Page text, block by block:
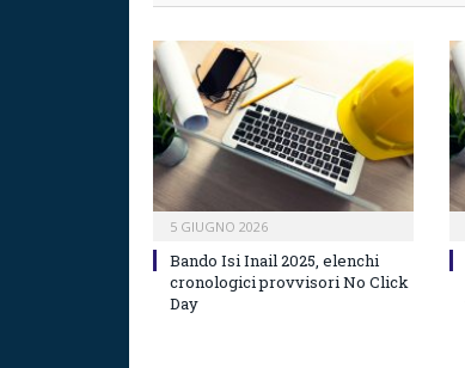
5 GIUGNO 2026
Bando Isi Inail 2025, elenchi
cronologici provvisori No Click
Day